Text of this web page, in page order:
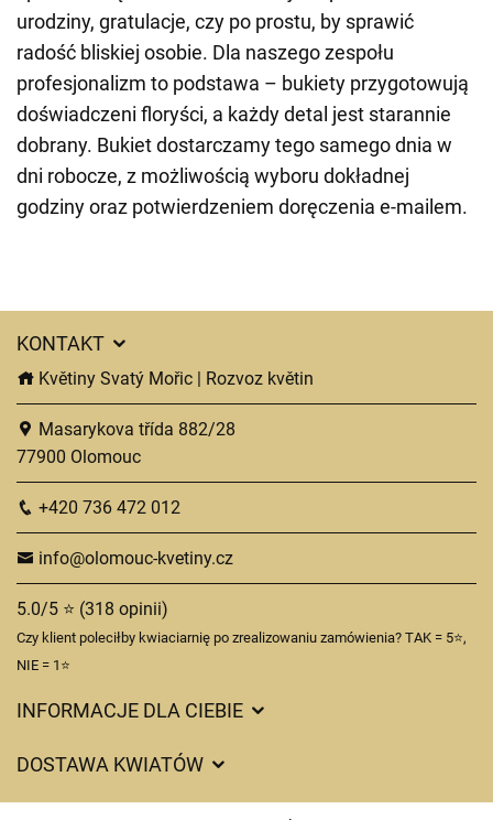
urodziny, gratulacje, czy po prostu, by sprawić
radość bliskiej osobie. Dla naszego zespołu
profesjonalizm to podstawa – bukiety przygotowują
doświadczeni floryści, a każdy detal jest starannie
dobrany. Bukiet dostarczamy tego samego dnia w
dni robocze, z możliwością wyboru dokładnej
godziny oraz potwierdzeniem doręczenia e-mailem.
KONTAKT
Květiny Svatý Mořic | Rozvoz květin
Masarykova třída 882/28
77900 Olomouc
+420 736 472 012
info@olomouc-kvetiny.cz
5.0/5 ⭐ (318 opinii)
Czy klient poleciłby kwiaciarnię po zrealizowaniu zamówienia? TAK = 5⭐,
NIE = 1⭐
INFORMACJE DLA CIEBIE
DOSTAWA KWIATÓW
Opłaty za dostawę